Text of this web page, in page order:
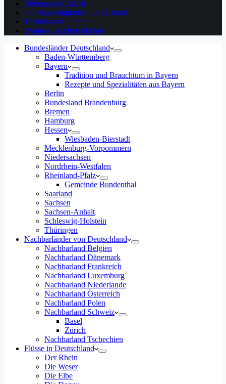
Bildung und Arbeit
Sehenswürdigkeiten und Urlaub
Technik und Internet
Wohnen und Immobilien
Bundesländer Deutschland
Baden-Württemberg
Bayern
Tradition und Brauchtum in Bayern
Rezepte und Spezialitäten aus Bayern
Berlin
Bundesland Brandenburg
Bremen
Hamburg
Hessen
Wiesbaden-Bierstadt
Mecklenburg-Vorpommern
Niedersachsen
Nordrhein-Westfalen
Rheinland-Pfalz
Gemeinde Bundenthal
Saarland
Sachsen
Sachsen-Anhalt
Schleswig-Holstein
Thüringen
Nachbarländer von Deutschland
Nachbarland Belgien
Nachbarland Dänemark
Nachbarland Frankreich
Nachbarland Luxemburg
Nachbarland Niederlande
Nachbarland Österreich
Nachbarland Polen
Nachbarland Schweiz
Basel
Zürich
Nachbarland Tschechien
Flüsse in Deutschland
Der Rhein
Die Weser
Die Elbe